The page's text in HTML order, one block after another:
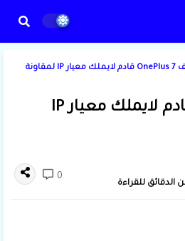
هاتف OnePlus 7 قادم لايملك معيار IP لمقاونة
هاتف OnePlus 7 قادم لايملك معيار IP
0